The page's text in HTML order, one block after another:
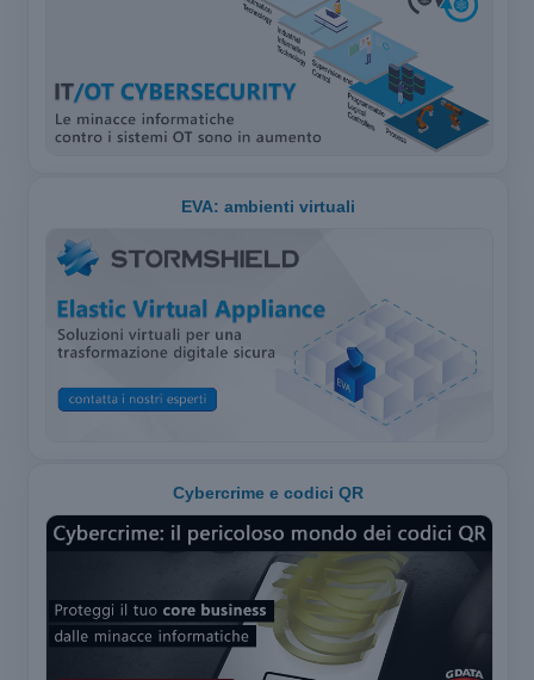
EVA: ambienti virtuali
Cybercrime e codici QR